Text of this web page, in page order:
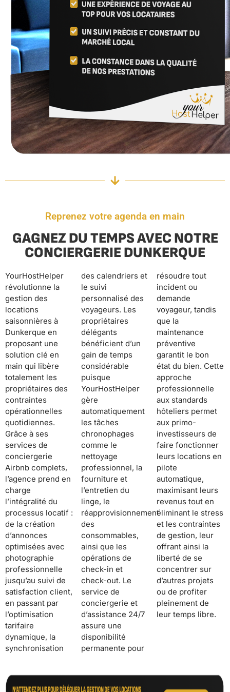
Reprenez votre agenda en main
GAGNEZ DU TEMPS AVEC NOTRE
CONCIERGERIE DUNKERQUE
YourHostHelper
révolutionne la
gestion des
locations
saisonnières à
Dunkerque en
proposant une
solution clé en
main qui libère
totalement les
propriétaires des
contraintes
opérationnelles
quotidiennes.
Grâce à ses
services de
conciergerie
Airbnb complets,
l’agence prend en
charge
l’intégralité du
processus locatif :
de la création
d’annonces
optimisées avec
photographie
professionnelle
jusqu’au suivi de
satisfaction client,
en passant par
l’optimisation
tarifaire
dynamique, la
synchronisation
des calendriers et
le suivi
personnalisé des
voyageurs. Les
propriétaires
délégants
bénéficient d’un
gain de temps
considérable
puisque
YourHostHelper
gère
automatiquement
les tâches
chronophages
comme le
nettoyage
professionnel, la
fourniture et
l’entretien du
linge, le
réapprovisionnement
des
consommables,
ainsi que les
opérations de
check-in et
check-out. Le
service de
conciergerie et
d’assistance 24/7
assure une
disponibilité
permanente pour
résoudre tout
incident ou
demande
voyageur, tandis
que la
maintenance
préventive
garantit le bon
état du bien. Cette
approche
professionnelle
aux standards
hôteliers permet
aux primo-
investisseurs de
faire fonctionner
leurs locations en
pilote
automatique,
maximisant leurs
revenus tout en
éliminant le stress
et les contraintes
de gestion, leur
offrant ainsi la
liberté de se
concentrer sur
d’autres projets
ou de profiter
pleinement de
leur temps libre.